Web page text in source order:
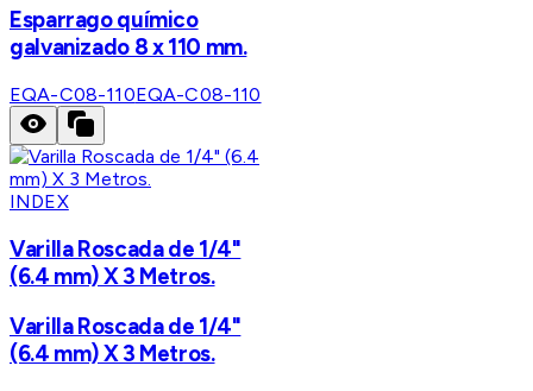
Esparrago químico
galvanizado 8 x 110 mm.
EQA-C08-110EQA-C08-110
INDEX
Varilla Roscada de 1/4"
(6.4 mm) X 3 Metros.
Varilla Roscada de 1/4"
(6.4 mm) X 3 Metros.